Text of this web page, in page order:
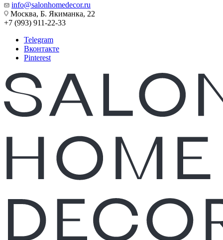
info@salonhomedecor.ru
Москва, Б. Якиманка, 22
+7 (993) 911-22-33
Telegram
Вконтакте
Pinterest